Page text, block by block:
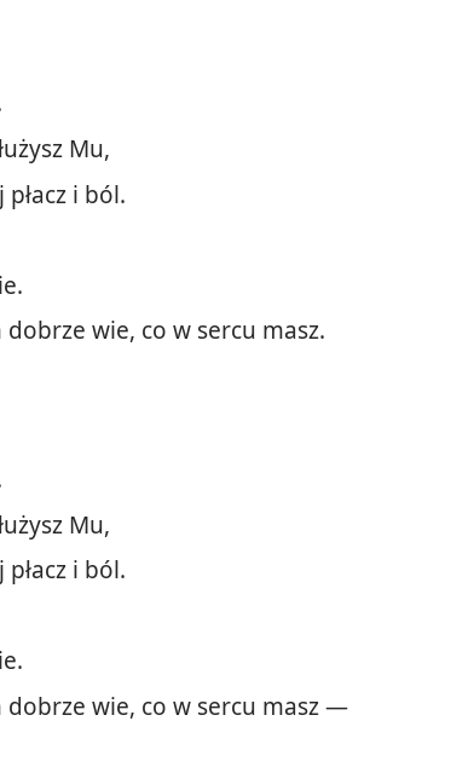
Mu,
i ból.
dobrze wie, co w sercu masz.
Mu,
i ból.
dobrze wie, co w sercu masz —